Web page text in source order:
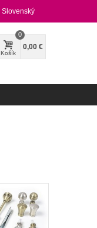
Slovenský
Košík
0
0,00 €